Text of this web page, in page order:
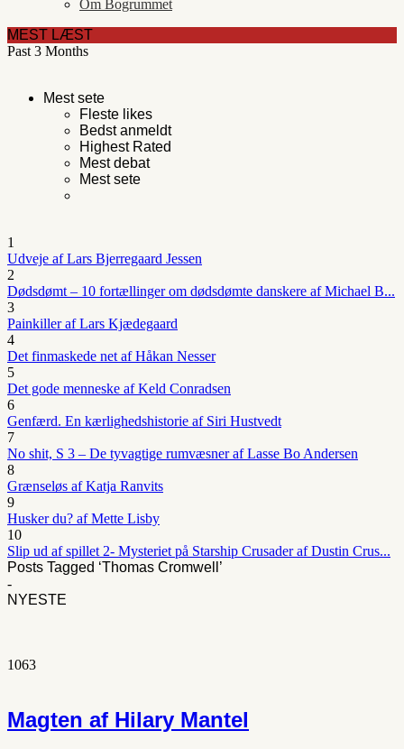
Om Bogrummet
MEST LÆST
Past 3 Months
Mest sete
Fleste likes
Bedst anmeldt
Highest Rated
Mest debat
Mest sete
1
Udveje af Lars Bjerregaard Jessen
2
Dødsdømt – 10 fortællinger om dødsdømte danskere af Michael B...
3
Painkiller af Lars Kjædegaard
4
Det finmaskede net af Håkan Nesser
5
Det gode menneske af Keld Conradsen
6
Genfærd. En kærlighedshistorie af Siri Hustvedt
7
No shit, S 3 – De tyvagtige rumvæsner af Lasse Bo Andersen
8
Grænseløs af Katja Ranvits
9
Husker du? af Mette Lisby
10
Slip ud af spillet 2- Mysteriet på Starship Crusader af Dustin Crus...
Posts Tagged ‘Thomas Cromwell’
-
NYESTE
1063
Magten af Hilary Mantel